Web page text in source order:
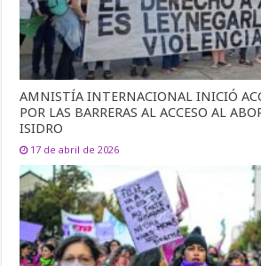
AMNISTÍA INTERNACIONAL INICIÓ
POR LAS BARRERAS AL ACCESO AL
ISIDRO
17 de abril de 2026